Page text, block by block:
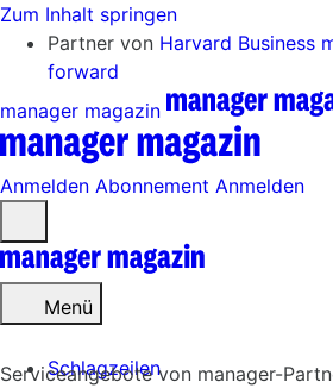
Zum Inhalt springen
Partner von Harvard Business
forward
manager magazin
Anmelden Abonnement Anmelden
öffnen
Menü
Schlagzeilen
Serviceangebote von manager-